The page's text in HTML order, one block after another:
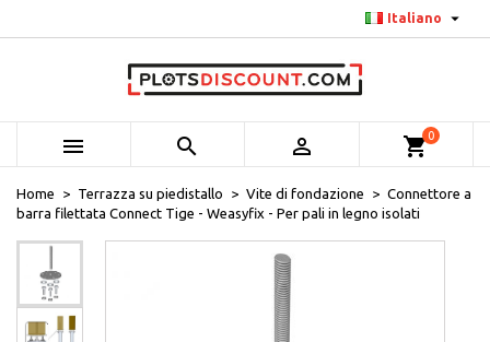
Italiano 
   shopping_cart0
Home Terrazza su piedistallo Vite di fondazione
Connettore a
barra filettata Connect Tige - Weasyfix - Per pali in legno isolati